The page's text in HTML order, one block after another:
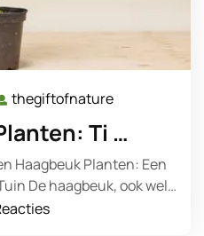
thegiftofnature
Ti …
Haagbeuk Planten: Een
De haagbeuk, ook wel…